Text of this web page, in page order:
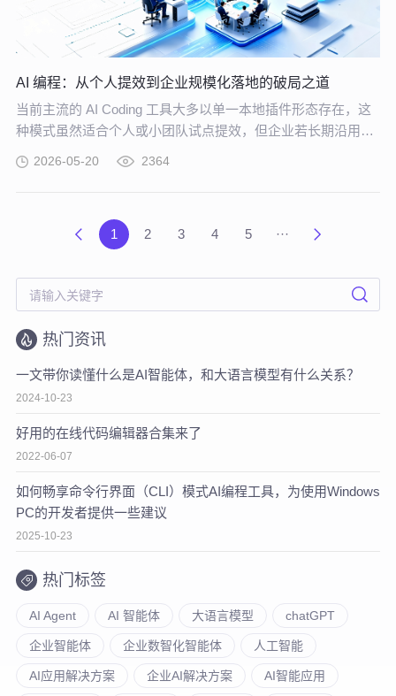
AI 编程：从个人提效到企业规模化落地的破局之道
当前主流的 AI Coding 工具大多以单一本地插件形态存在，这
种模式虽然适合个人或小团队试点提效，但企业若长期沿用这
2026-05-20 2364
1 2 3 4 5 ···
热门资讯
一文带你读懂什么是AI智能体，和大语言模型有什么关系？
2024-10-23
好用的在线代码编辑器合集来了
2022-06-07
如何畅享命令行界面（CLI）模式AI编程工具，为使用Windows
PC的开发者提供一些建议
2025-10-23
热门标签
AI Agent AI 智能体 大语言模型 chatGPT
企业智能体 企业数智化智能体 人工智能
AI应用解决方案 企业AI解决方案 AI智能应用